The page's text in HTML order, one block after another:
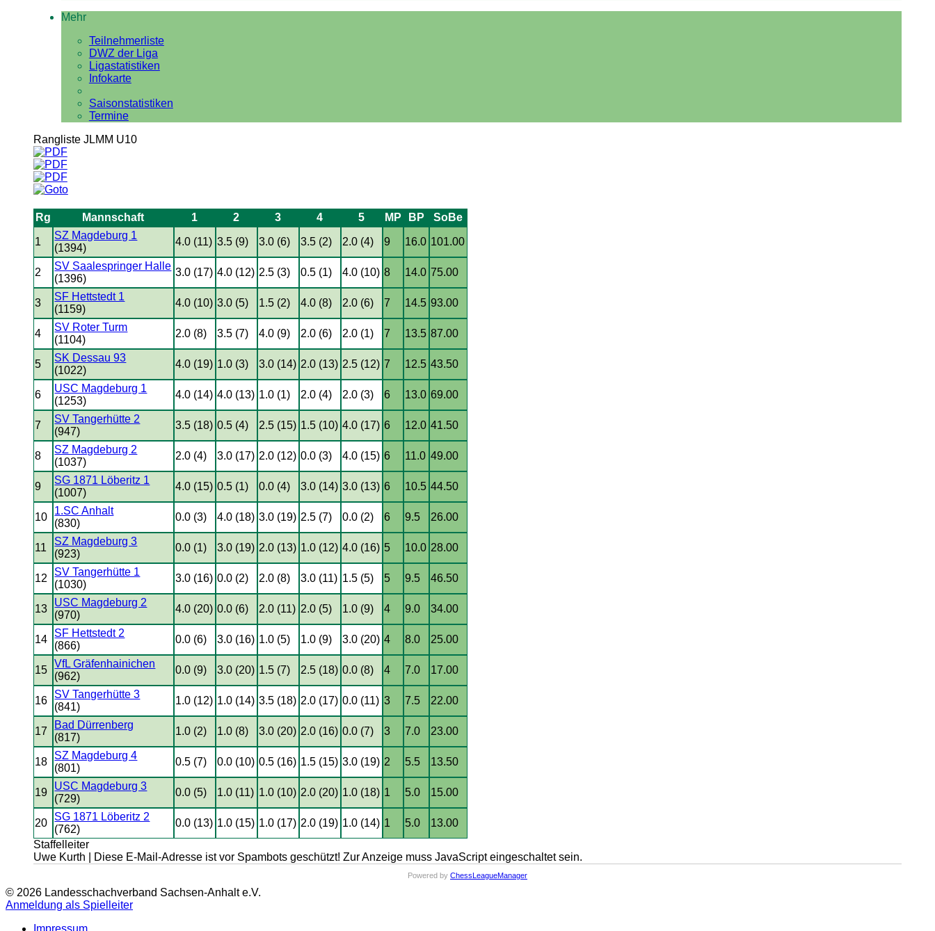
Mehr
Teilnehmerliste
DWZ der Liga
Ligastatistiken
Infokarte
Saisonstatistiken
Termine
Rangliste JLMM U10
Rg Mannschaft 1 2 3 4 5 MP BP SoBe
1
SZ Magdeburg 1
(1394)
4.0 (11) 3.5 (9) 3.0 (6) 3.5 (2) 2.0 (4) 9 16.0 101.00
2
SV Saalespringer Halle
(1396)
3.0 (17) 4.0 (12) 2.5 (3) 0.5 (1) 4.0 (10) 8 14.0 75.00
3
SF Hettstedt 1
(1159)
4.0 (10) 3.0 (5) 1.5 (2) 4.0 (8) 2.0 (6) 7 14.5 93.00
4
SV Roter Turm
(1104)
2.0 (8) 3.5 (7) 4.0 (9) 2.0 (6) 2.0 (1) 7 13.5 87.00
5
SK Dessau 93
(1022)
4.0 (19) 1.0 (3) 3.0 (14) 2.0 (13) 2.5 (12) 7 12.5 43.50
6
USC Magdeburg 1
(1253)
4.0 (14) 4.0 (13) 1.0 (1) 2.0 (4) 2.0 (3) 6 13.0 69.00
7
SV Tangerhütte 2
(947)
3.5 (18) 0.5 (4) 2.5 (15) 1.5 (10) 4.0 (17) 6 12.0 41.50
8
SZ Magdeburg 2
(1037)
2.0 (4) 3.0 (17) 2.0 (12) 0.0 (3) 4.0 (15) 6 11.0 49.00
9
SG 1871 Löberitz 1
(1007)
4.0 (15) 0.5 (1) 0.0 (4) 3.0 (14) 3.0 (13) 6 10.5 44.50
10
1.SC Anhalt
(830)
0.0 (3) 4.0 (18) 3.0 (19) 2.5 (7) 0.0 (2) 6 9.5 26.00
11
SZ Magdeburg 3
(923)
0.0 (1) 3.0 (19) 2.0 (13) 1.0 (12) 4.0 (16) 5 10.0 28.00
12
SV Tangerhütte 1
(1030)
3.0 (16) 0.0 (2) 2.0 (8) 3.0 (11) 1.5 (5) 5 9.5 46.50
13
USC Magdeburg 2
(970)
4.0 (20) 0.0 (6) 2.0 (11) 2.0 (5) 1.0 (9) 4 9.0 34.00
14
SF Hettstedt 2
(866)
0.0 (6) 3.0 (16) 1.0 (5) 1.0 (9) 3.0 (20) 4 8.0 25.00
15
VfL Gräfenhainichen
(962)
0.0 (9) 3.0 (20) 1.5 (7) 2.5 (18) 0.0 (8) 4 7.0 17.00
16
SV Tangerhütte 3
(841)
1.0 (12) 1.0 (14) 3.5 (18) 2.0 (17) 0.0 (11) 3 7.5 22.00
17
Bad Dürrenberg
(817)
1.0 (2) 1.0 (8) 3.0 (20) 2.0 (16) 0.0 (7) 3 7.0 23.00
18
SZ Magdeburg 4
(801)
0.5 (7) 0.0 (10) 0.5 (16) 1.5 (15) 3.0 (19) 2 5.5 13.50
19
USC Magdeburg 3
(729)
0.0 (5) 1.0 (11) 1.0 (10) 2.0 (20) 1.0 (18) 1 5.0 15.00
20
SG 1871 Löberitz 2
(762)
0.0 (13) 1.0 (15) 1.0 (17) 2.0 (19) 1.0 (14) 1 5.0
13.00
Staffelleiter
Uwe Kurth |
Diese E-Mail-Adresse ist vor Spambots geschützt! Zur Anzeige muss JavaScript eingeschaltet sein.
Powered by ChessLeagueManager
© 2026 Landesschachverband Sachsen-Anhalt e.V.
Anmeldung als Spielleiter
Impressum